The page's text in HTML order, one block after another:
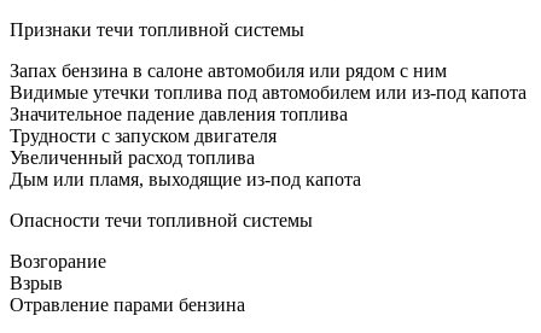
Признаки течи топливной системы
Запах бензина в салоне автомобиля или рядом с ним
Видимые утечки топлива под автомобилем или из-под капота
Значительное падение давления топлива
Трудности с запуском двигателя
Увеличенный расход топлива
Дым или пламя, выходящие из-под капота
Опасности течи топливной системы
Возгорание
Взрыв
Отравление парами бензина